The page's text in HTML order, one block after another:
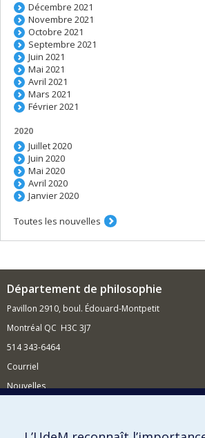
Décembre 2021
Novembre 2021
Octobre 2021
Septembre 2021
Juin 2021
Mai 2021
Avril 2021
Mars 2021
Février 2021
2020
Juillet 2020
Juin 2020
Mai 2020
Avril 2020
Janvier 2020
Toutes les nouvelles
Département de philosophie
Pavillon 2910, boul. Édouard-Montpetit
Montréal QC H3C 3J7
514 343-6464
Courriel
Nouvelles
Comment soutenir le Département?